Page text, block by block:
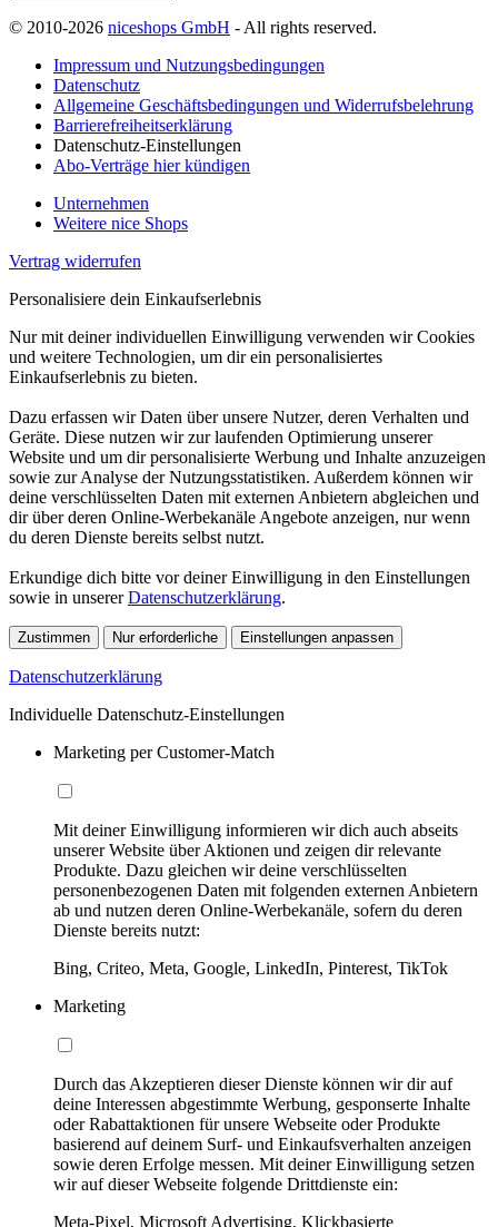
© 2010-2026 niceshops GmbH - All rights reserved.
Impressum und Nutzungsbedingungen
Datenschutz
Allgemeine Geschäftsbedingungen und Widerrufsbelehrung
Barrierefreiheitserklärung
Datenschutz-Einstellungen
Abo-Verträge hier kündigen
Unternehmen
Weitere nice Shops
Vertrag widerrufen
Personalisiere dein Einkaufserlebnis
Nur mit deiner individuellen Einwilligung verwenden wir Cookies
und weitere Technologien, um dir ein personalisiertes
Einkaufserlebnis zu bieten.
Dazu erfassen wir Daten über unsere Nutzer, deren Verhalten und
Geräte. Diese nutzen wir zur laufenden Optimierung unserer
Website und um dir personalisierte Werbung und Inhalte anzuzeigen
sowie zur Analyse der Nutzungsstatistiken. Außerdem können wir
deine verschlüsselten Daten mit externen Anbietern abgleichen und
dir über deren Online-Werbekanäle Angebote anzeigen, nur wenn
du deren Dienste bereits selbst nutzt.
Erkundige dich bitte vor deiner Einwilligung in den Einstellungen
sowie in unsererDatenschutzerklärung.
Zustimmen Nur erforderliche Einstellungen anpassen
Datenschutzerklärung
Individuelle Datenschutz-Einstellungen
Marketing per Customer-Match
Mit deiner Einwilligung informieren wir dich auch abseits
unserer Website über Aktionen und zeigen dir relevante
Produkte. Dazu gleichen wir deine verschlüsselten
personenbezogenen Daten mit folgenden externen Anbietern
ab und nutzen deren Online-Werbekanäle, sofern du deren
Dienste bereits nutzt:
Bing, Criteo, Meta, Google, LinkedIn, Pinterest, TikTok
Marketing
Durch das Akzeptieren dieser Dienste können wir dir auf
deine Interessen abgestimmte Werbung, gesponserte Inhalte
oder Rabattaktionen für unsere Webseite oder Produkte
basierend auf deinem Surf- und Einkaufsverhalten anzeigen
sowie deren Erfolge messen. Mit deiner Einwilligung setzen
wir auf dieser Webseite folgende Drittdienste ein:
Meta-Pixel, Microsoft Advertising, Klickbasierte